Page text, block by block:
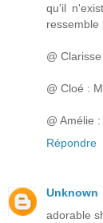
qu'il
ressemble
@
@ Cloé :
@ Amélie
Répondre
Unknown
adorable